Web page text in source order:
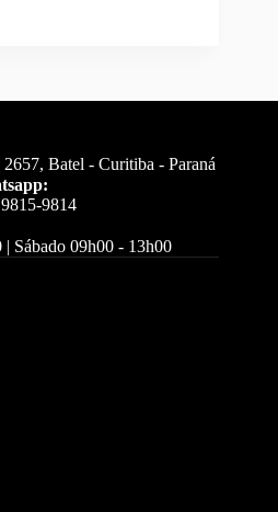
Batel - Curitiba - Paraná
9814
Sábado 09h00 - 13h00